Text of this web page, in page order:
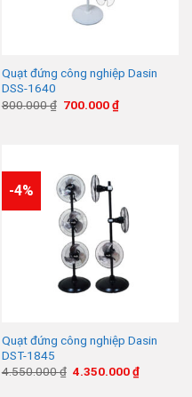
Quạt đứng công nghiệp Dasin
DSS-1640
800.000₫ Giá
700.000₫Giá
hiện
-4%
Quạt đứng công nghiệp Dasin
DST-1845
4.550.000₫ Giá
4.350.000₫Giá
hiện